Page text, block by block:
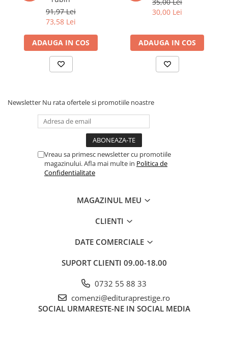
91,97 Lei
73,58 Lei
ADAUGA IN COS
30,00 Lei
ADAUGA IN COS
Newsletter Nu rata ofertele si promotiile noastre
Vreau sa primesc newsletter cu promotiile
magazinului. Afla mai multe in Politica de
Confidentialitate
MAGAZINUL MEU
CLIENTI
DATE COMERCIALE
SUPORT CLIENTI 09.00-18.00
0732 55 88 33
comenzi@edituraprestige.ro
SOCIAL URMARESTE-NE IN SOCIAL MEDIA